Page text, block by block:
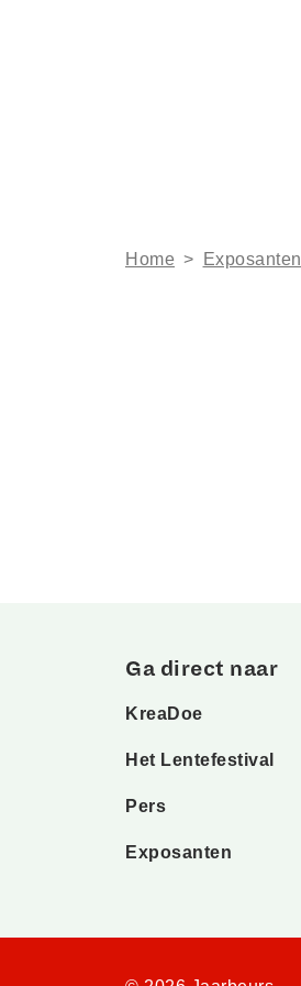
Home > Exposanten
Ga direct naar
KreaDoe
Het Lentefestival
Pers
Exposanten